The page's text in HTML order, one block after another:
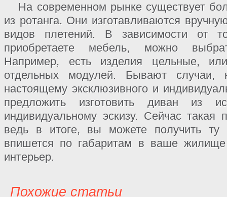
На современном рынке существует
из ротанга. Они изготавливаются
видов плетений. В зависимости от
приобретаете мебель, можно
Например, есть изделия цельные,
отдельных модулей. Бывают случаи,
настоящему эксклюзивного и
предложить изготовить диван из
индивидуальному эскизу. Сейчас такая
ведь в итоге, вы можете получить ту
впишется по габаритам в ваше
интерьер.
Похожие статьи